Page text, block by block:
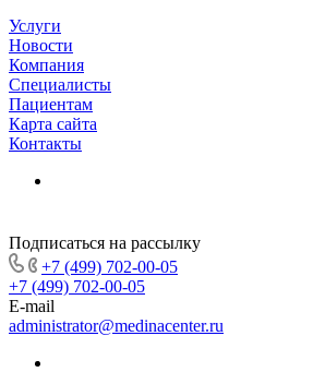
Услуги
Новости
Компания
Специалисты
Пациентам
Карта сайта
Контакты
Подписаться на рассылку
+7 (499) 702-00-05
+7 (499) 702-00-05
E-mail
administrator@medinacenter.ru